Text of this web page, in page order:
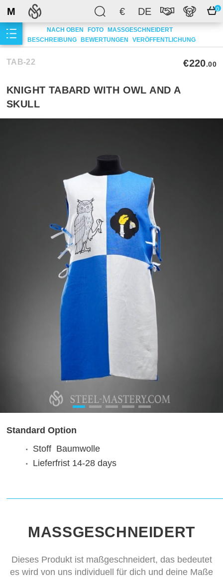
€ DE 0
M
NACH OBEN FOTO
MASSGESCHNEIDERT
BESCHREIBUNG BEWERTUNGEN VERÖFFENTLICHUNG
TAB-22 €220.00
KNIGHT TABARD WITH OWL AND A
SKULL
Standard Option
Stoff Baumwolle
Lieferfrist 14-28 days
MASSGESCHNEIDERT
Dieses Produkt ist maßgeschneidert, das bedeutet
es wird von uns individuell für dich und deine Maße